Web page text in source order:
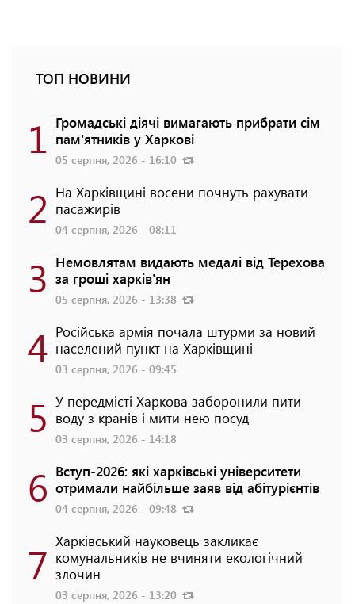
ТОП НОВИНИ
1 Громадські діячі вимагають прибрати сім
пам'ятників у Харкові
05 серпня, 2026 - 16:10
2 На Харківщині восени почнуть рахувати
пасажирів
04 серпня, 2026 - 08:11
3 Немовлятам видають медалі від Терехова
за гроші харків'ян
05 серпня, 2026 - 13:38
4 Російська армія почала штурми за новий
населений пункт на Харківщині
03 серпня, 2026 - 09:45
5 У передмісті Харкова заборонили пити
воду з кранів і мити нею посуд
03 серпня, 2026 - 14:18
6 Вступ-2026: які харківські університети
отримали найбільше заяв від абітурієнтів
04 серпня, 2026 - 09:48
7 Харківський науковець закликає
комунальників не вчиняти екологічний
злочин
03 серпня, 2026 - 13:20